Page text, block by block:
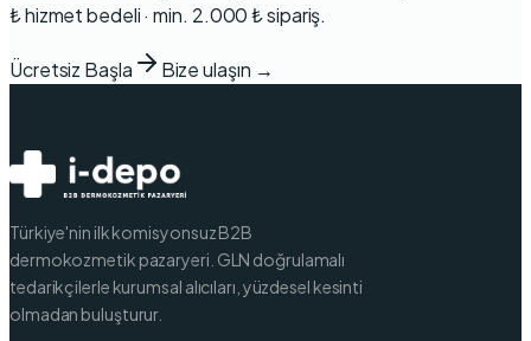
₺ hizmet bedeli · min. 2.000 ₺ sipariş.
Ücretsiz Başla Bize ulaşın →
Türkiye'nin ilk komisyonsuz B2B
dermokozmetik pazaryeri. GLN doğrulamalı
tedarikçilerle kurumsal alıcıları, yüzdesel kesinti
olmadan buluşturur.